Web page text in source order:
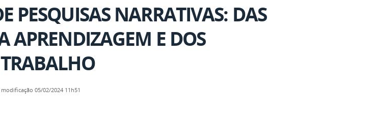
PESQUISAS NARRATIVAS: DAS
APRENDIZAGEM E DOS
05/02/2024 11h51